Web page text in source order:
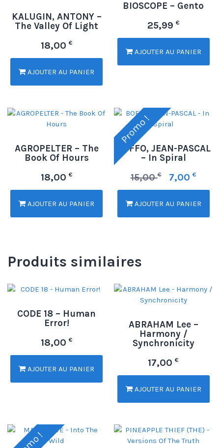
KALUGIN, ANTONY –
The Valley Of Light
18,00 €
AJOUTER AU PANIER
BIOSCOPE – Gento
25,99 €
AJOUTER AU PANIER
AGROPELTER – The
Book Of Hours
18,00 €
AJOUTER AU PANIER
Promo !
BOFFO, JEAN-PASCAL
– In Spiral
15,00€ 7,00 €
AJOUTER AU PANIER
Produits similaires
CODE 18 – Human
Error!
18,00 €
AJOUTER AU PANIER
ABRAHAM Lee –
Harmony /
Synchronicity
17,00€
AJOUTER AU PANIER